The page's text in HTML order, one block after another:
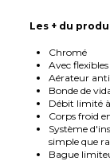
Les + du
Chromé
Avec
Aérateur
Bonde de
Débit limité
Corps froid
Système
simple que
Bague